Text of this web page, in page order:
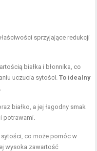
sprzyjające redukcji
białka i błonnika, co
uczucia sytości.To idealny
białko, a jej łagodny smak
potrawami.
co może pomóc w
wysoka zawartość